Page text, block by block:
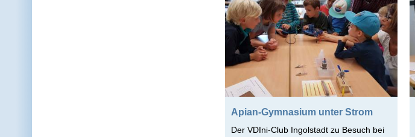
Apian-Gymnasium unter Strom
Der VDIni-Club Ingolstadt zu Besuch bei